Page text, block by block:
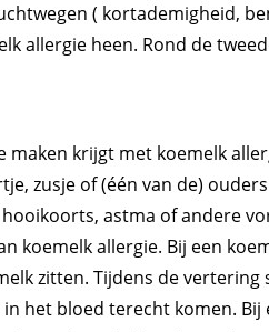
( kortademigheid,
allergie heen. Rond de
krijgt met koemelk
zusje of (één van de)
astma of andere
koemelk allergie. Bij een
zitten. Tijdens de vertering
het bloed terecht komen. Bij